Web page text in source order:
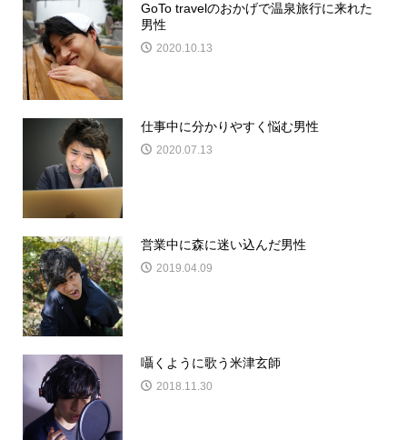
GoTo travelのおかげで温泉旅行に来れた
男性
2020.10.13
仕事中に分かりやすく悩む男性
2020.07.13
営業中に森に迷い込んだ男性
2019.04.09
囁くように歌う米津玄師
2018.11.30